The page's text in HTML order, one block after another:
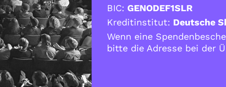
BIC: GENODEF1SLR
Kreditinstitut: Deutsche
Wenn eine
bitte die Adresse bei der